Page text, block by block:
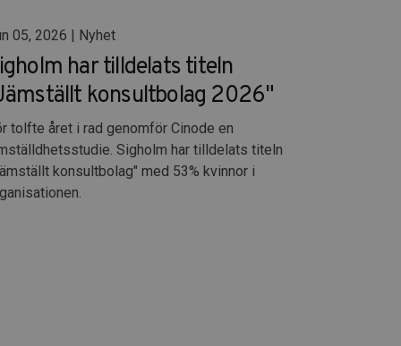
05, 2026 | Nyhet
har tilldelats titeln
konsultbolag 2026"
tolfte året i rad genomför Cinode en
Sigholm har tilldelats titeln
konsultbolag" med 53% kvinnor i